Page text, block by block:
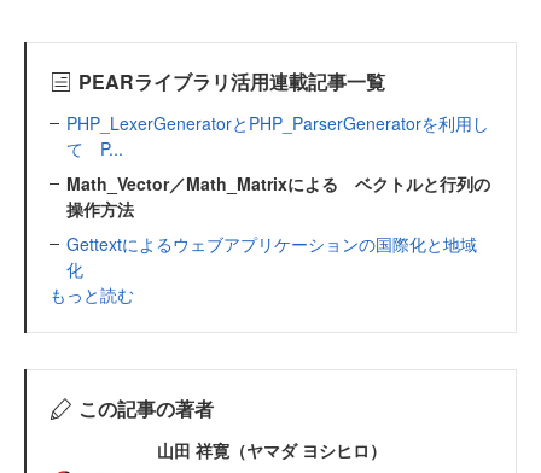
PEARライブラリ活用連載記事一覧
PHP_LexerGeneratorとPHP_ParserGeneratorを利用し
て P...
Math_Vector／Math_Matrixによる ベクトルと行列の
操作方法
Gettextによるウェブアプリケーションの国際化と地域
化
もっと読む
この記事の著者
山田 祥寛（ヤマダ ヨシヒロ）